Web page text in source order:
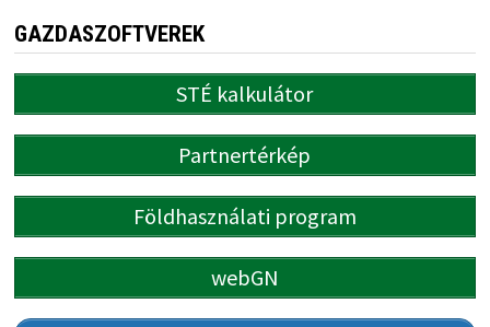
GAZDASZOFTVEREK
STÉ kalkulátor
Partnertérkép
Földhasználati program
webGN